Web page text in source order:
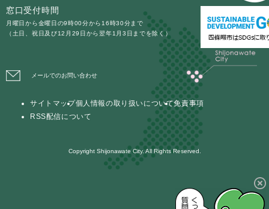
窓口受付時間
月曜日から金曜日の9時00分から16時30分まで
（土日、祝日及び12月29日から翌年1月3日までを除く）
メールでのお問い合わせ
サイトマップ個人情報の取り扱いについて免責事項
RSS配信について
Copyright Shijonawate City. All Rights Reserved.